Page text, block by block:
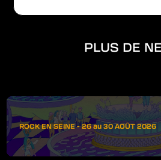
PLUS DE
ROCK EN SEINE - 26 au 30 AOÛT 2026